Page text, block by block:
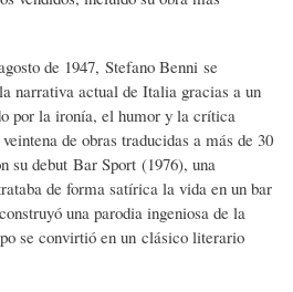
de 1947, Stefano Benni se
narrativa actual de Italia gracias a un
por la ironía, el humor y la crítica
de obras traducidas a más de 30
su debut Bar Sport (1976), una
de forma satírica la vida en un bar
una parodia ingeniosa de la
se convirtió en un clásico literario